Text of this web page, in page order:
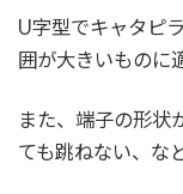
U字型でキャタピ
囲が大きいものに
また、端子の形状
ても跳ねない、な